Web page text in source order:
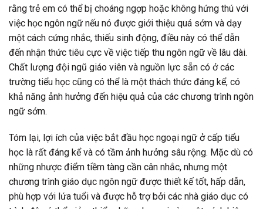
rằng trẻ em có thể bị choáng ngợp hoặc không hứng thú với
việc học ngôn ngữ nếu nó được giới thiệu quá sớm và dạy
một cách cứng nhắc, thiếu sinh động, điều này có thể dẫn
đến nhận thức tiêu cực về việc tiếp thu ngôn ngữ về lâu dài.
Chất lượng đội ngũ giáo viên và nguồn lực sẵn có ở các
trường tiểu học cũng có thể là một thách thức đáng kể, có
khả năng ảnh hưởng đến hiệu quả của các chương trình ngôn
ngữ sớm.
Tóm lại, lợi ích của việc bắt đầu học ngoại ngữ ở cấp tiểu
học là rất đáng kể và có tầm ảnh hưởng sâu rộng. Mặc dù có
những nhược điểm tiềm tàng cần cân nhắc, nhưng một
chương trình giáo dục ngôn ngữ được thiết kế tốt, hấp dẫn,
phù hợp với lứa tuổi và được hỗ trợ bởi các nhà giáo dục có